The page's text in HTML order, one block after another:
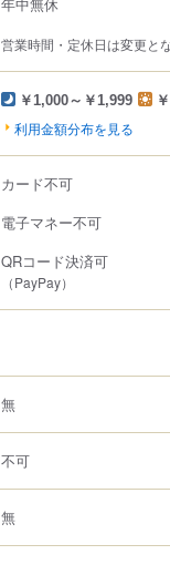
営業時間・定休日は変更と
￥1,000～￥1,999
利用金額分布を見る
カード不可
電子マネー不可
QRコード決済可
（PayPay）
無
不可
無